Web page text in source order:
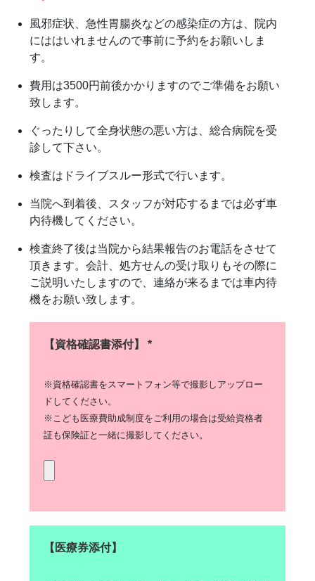
風邪症状、急性胃腸炎などの感染症の方は、院内
にははいれませんので事前に予約をお願いしま
す。
費用は3500円前後かかりますのでご準備をお願い
致します。
ぐったりして全身状態の悪い方は、総合病院を受
診して下さい。
検査はドライブスルー形式で行います。
当院へ到着後、スタッフが対応するまでは必ず車
内待機してください。
検査終了後は当院から結果報告のお電話をさせて
頂きます。会計、処方せんの受け取りもその際に
ご説明いたしますので、連絡が来るまでは車内待
機をお願い致します。
【資格確認書添付】 *
※資格確認書をスマートフォン等で撮影しアップロー
ドしてください。
※こども医療費助成制度をご利用の場合は受給資格者
証も保険証と一緒に撮影してください。
【医療券添付】